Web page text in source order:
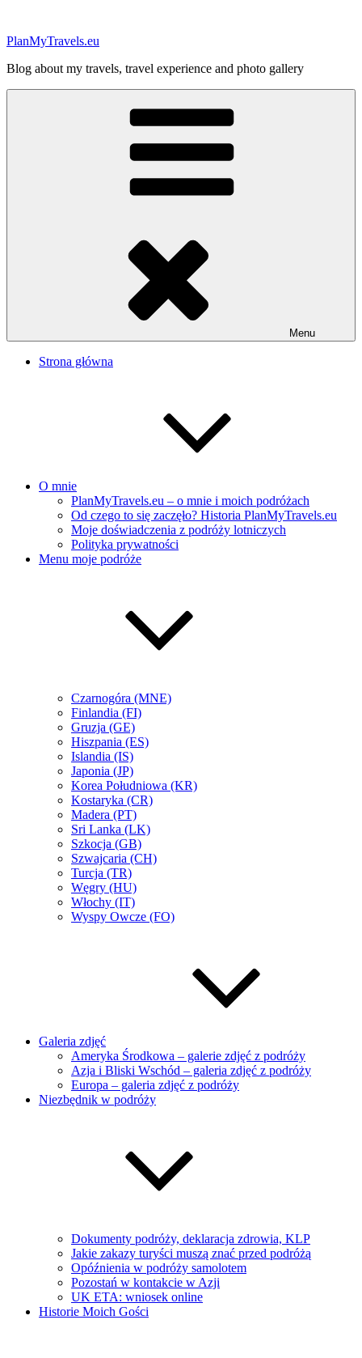
treści
PlanMyTravels.eu
Blog about my travels, travel experience and photo gallery
Menu
Strona główna
O mnie
PlanMyTravels.eu – o mnie i moich podróżach
Od czego to się zaczęło? Historia PlanMyTravels.eu
Moje doświadczenia z podróży lotniczych
Polityka prywatności
Menu moje podróże
Czarnogóra (MNE)
Finlandia (FI)
Gruzja (GE)
Hiszpania (ES)
Islandia (IS)
Japonia (JP)
Korea Południowa (KR)
Kostaryka (CR)
Madera (PT)
Sri Lanka (LK)
Szkocja (GB)
Szwajcaria (CH)
Turcja (TR)
Węgry (HU)
Włochy (IT)
Wyspy Owcze (FO)
Galeria zdjęć
Ameryka Środkowa – galerie zdjęć z podróży
Azja i Bliski Wschód – galeria zdjęć z podróży
Europa – galeria zdjęć z podróży
Niezbędnik w podróży
Dokumenty podróży, deklaracja zdrowia, KLP
Jakie zakazy turyści muszą znać przed podróżą
Opóźnienia w podróży samolotem
Pozostań w kontakcie w Azji
UK ETA: wniosek online
Historie Moich Gości